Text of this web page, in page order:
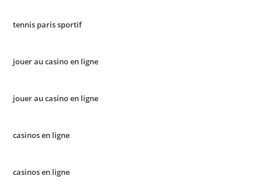
tennis paris sportif
jouer au casino en ligne
jouer au casino en ligne
casinos en ligne
casinos en ligne